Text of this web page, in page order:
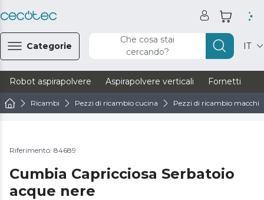
Categorie
Che cosa stai
cercando?
IT
Robot aspirapolvere Aspirapolvere verticali Fornetti
Ricambi Pezzi di ricambio cucina Pezzi di ricambio
Riferimento: 84689
Cumbia Capricciosa Serbatoio
acque nere